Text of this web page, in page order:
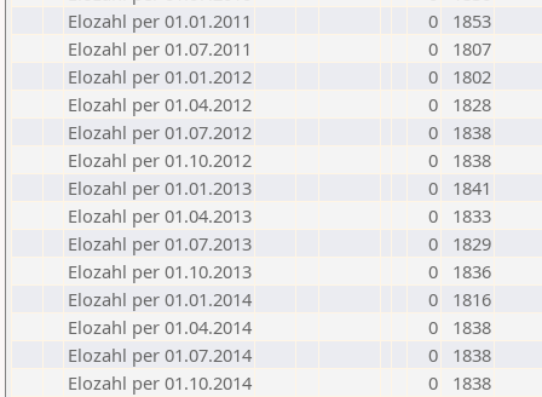
Elozahl per 01.01.2011
0
1853
Elozahl per 01.07.2011
0
1807
Elozahl per 01.01.2012
0
1802
Elozahl per 01.04.2012
0
1828
Elozahl per 01.07.2012
0
1838
Elozahl per 01.10.2012
0
1838
Elozahl per 01.01.2013
0
1841
Elozahl per 01.04.2013
0
1833
Elozahl per 01.07.2013
0
1829
Elozahl per 01.10.2013
0
1836
Elozahl per 01.01.2014
0
1816
Elozahl per 01.04.2014
0
1838
Elozahl per 01.07.2014
0
1838
Elozahl per 01.10.2014
0
1838